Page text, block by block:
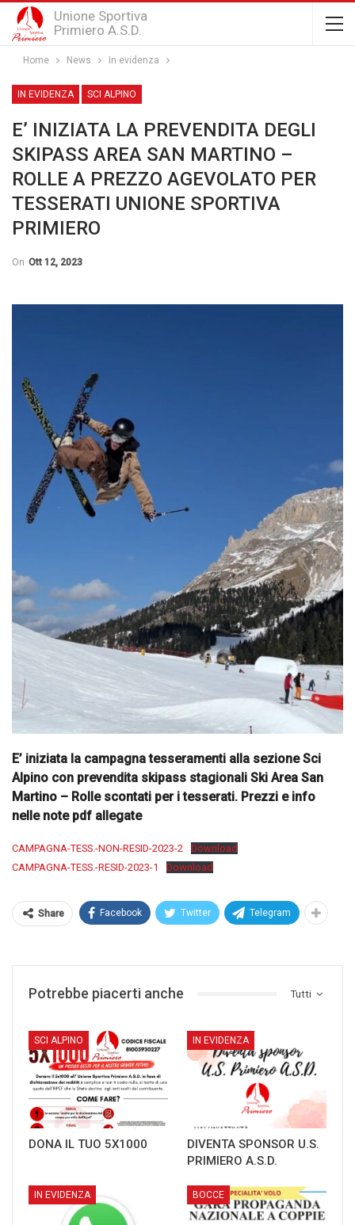
Unione Sportiva
Primiero A.S.D.
Home News In evidenza
IN EVIDENZA SCI ALPINO
E’ INIZIATA LA PREVENDITA DEGLI
SKIPASS AREA SAN MARTINO –
ROLLE A PREZZO AGEVOLATO PER
TESSERATI UNIONE SPORTIVA
PRIMIERO
On Ott 12, 2023
E’ iniziata la campagna tesseramenti alla sezione Sci
Alpino con prevendita skipass stagionali Ski Area San
Martino – Rolle scontati per i tesserati. Prezzi e info
nelle note pdf allegate
CAMPAGNA-TESS.-NON-RESID-2023-2
Download
CAMPAGNA-TESS.-RESID-2023-1
Download
Share Facebook Twitter Telegram
Tutti
Potrebbe piacerti anche
SCI ALPINO
DONA IL TUO 5X1000
IN EVIDENZA
DIVENTA SPONSOR U.S.
PRIMIERO A.S.D.
IN EVIDENZA BOCCE